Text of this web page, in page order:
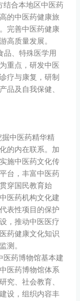
结合本地区中医药
的中医药健康旅
完善中医药健康
高质量发展。
品、特殊医学用
重点，研发中医
疗与康复，研制
品及自我保健、
掘中医药精华精
的内在联系。加
施中医药文化传
台，丰富中医药
穿国民教育始
医药机构文化建
表性项目的保护
，推动中医医疗
药健康文化知识
测。
医药博物馆基本建
医药博物馆体系
究、社会教育、
设，组织内容丰